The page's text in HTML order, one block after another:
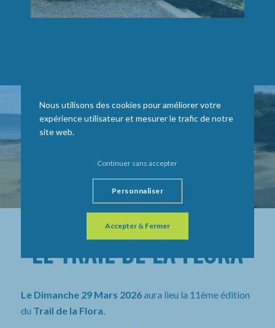
LE TRAIL DE LA FLORA
Le Dimanche 29 Mars 2026aura lieu la 11ème édition
du Trail de la Flora.
Nous utilisons des cookies pour améliorer votre
expérience utilisateur et mesurer le trafic de notre
site web.
Accepter & Fermer
Continuer sans accepter
Personnaliser